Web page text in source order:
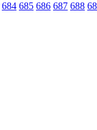
684 685 686 687 688